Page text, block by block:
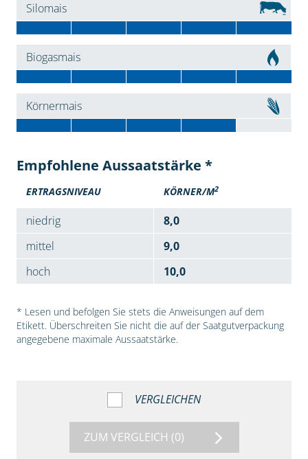
Silomais
Biogasmais
Körnermais
Empfohlene Aussaatstärke *
ERTRAGSNIVEAU KÖRNER/M2
niedrig
8,0
mittel
9,0
hoch
10,0
* Lesen und befolgen Sie stets die Anweisungen auf dem
Etikett. Überschreiten Sie nicht die auf der Saatgutverpackung
angegebene maximale Aussaatstärke.
VERGLEICHEN
ZUM VERGLEICH (0)